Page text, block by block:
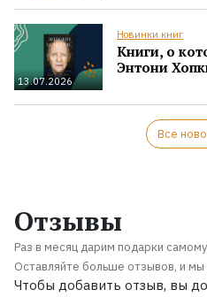
13.07.2026
Новинки книг
Книги, о
Энтони
Все
Отзывы
Раз в месяц дарим подарки
Оставляйте больше отзывов, и мы
Чтобы добавить отзыв, вы